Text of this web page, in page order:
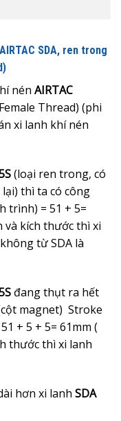
SDA, ren trong
nén AIRTAC
Thread) (phi
xi lanh khí nén
(loại ren trong, có
thì ta có công
trình) = 51 + 5=
và kích thước thì xi
từ SDA là
đang thụt ra hết
magnet) Stroke
+ 5 + 5= 61mm (
thước thì xi lanh
hơn xi lanh SDA